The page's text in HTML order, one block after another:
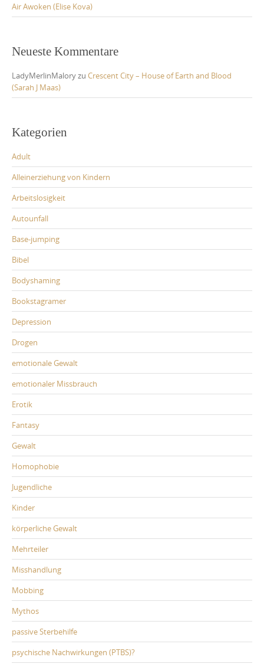
Air Awoken (Elise Kova)
Neueste Kommentare
LadyMerlinMaloryzu Crescent City – House of Earth and Blood
(Sarah J Maas)
Kategorien
Adult
Alleinerziehung von Kindern
Arbeitslosigkeit
Autounfall
Base-jumping
Bibel
Bodyshaming
Bookstagramer
Depression
Drogen
emotionale Gewalt
emotionaler Missbrauch
Erotik
Fantasy
Gewalt
Homophobie
Jugendliche
Kinder
körperliche Gewalt
Mehrteiler
Misshandlung
Mobbing
Mythos
passive Sterbehilfe
psychische Nachwirkungen (PTBS)?